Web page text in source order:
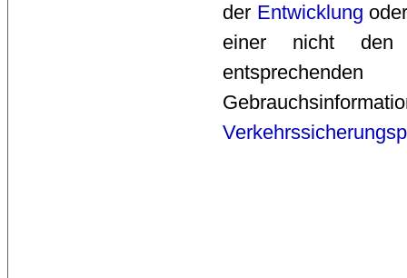
der Entwicklung
einer nicht den